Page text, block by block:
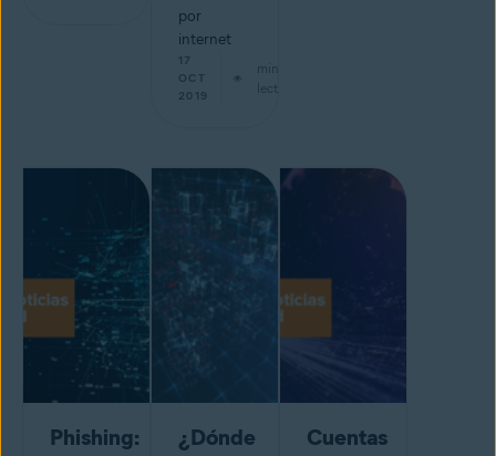
por
internet
17
OCT
2019
min de
lectura
Phishing:
¿Dónde
Cuentas